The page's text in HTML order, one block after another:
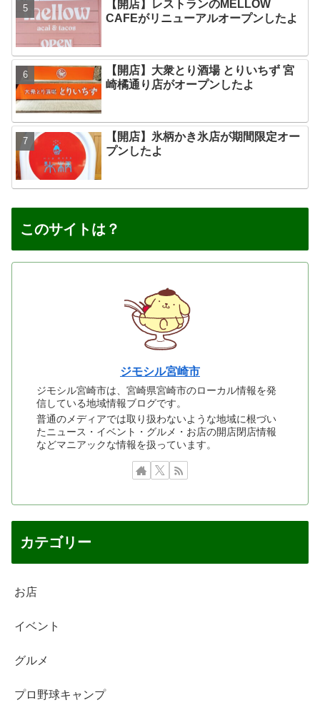
【開店】レストランのMELLOW
CAFEがリニューアルオープンしたよ
【開店】大衆とり酒場 とりいちず 宮
崎橘通り店がオープンしたよ
【開店】氷柄かき氷店が期間限定オー
プンしたよ
このサイトは？
ジモシル宮崎市
ジモシル宮崎市は、宮崎県宮崎市のローカル情報を発
信している地域情報ブログです。
普通のメディアでは取り扱わないような地域に根づい
たニュース・イベント・グルメ・お店の開店閉店情報
などマニアックな情報を扱っています。
カテゴリー
お店
イベント
グルメ
プロ野球キャンプ